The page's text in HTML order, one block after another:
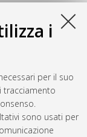
i
per il suo
tracciamento
sono usati per
spagnole negli
le dirigenti, la
Alma Mater
ricerca in
(Età
8 20:49:19 2026